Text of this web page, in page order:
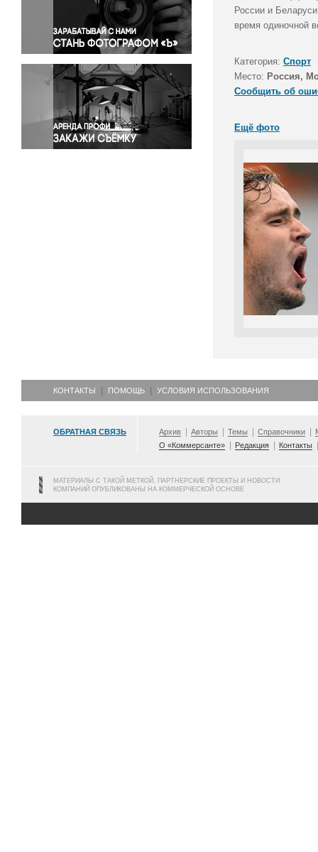
Правосудие
Происшествия и конфликты
Религия
Светская жизнь
Спорт
Экология
Экономика и бизнес
России и
время одиночной
Категория: Спорт
Место: Россия,
Сообщить об
Ещё фото
КОНТАКТЫ ПОМОЩЬ УСЛОВИЯ ИСПОЛЬЗОВАНИЯ
ОБРАТНАЯ СВЯЗЬ Архив Авторы Темы Справочники
О «Коммерсанте»
Редакция Контакты
МАТЕРИАЛЫ С ТАКОЙ МЕТКОЙ, ПАРТНЕРСКИЕ ПРОЕКТЫ И НОВОСТИ
КОМПАНИЙ ОПУБЛИКОВАНЫ НА КОММЕРЧЕСКОЙ ОСНОВЕ